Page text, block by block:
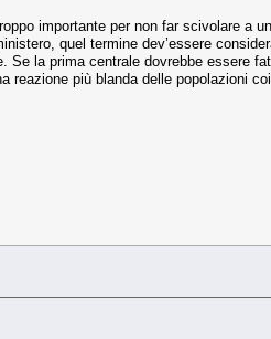
importante per non far scivolare a
quel termine dev’essere
la prima centrale dovrebbe essere
più blanda delle popolazioni